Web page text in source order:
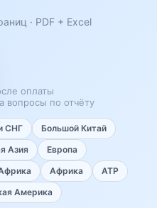
· PDF + Excel
оплаты
вопросы по отчёту
СНГ
Большой Китай
Азия
Европа
Африка
АТР
Америка